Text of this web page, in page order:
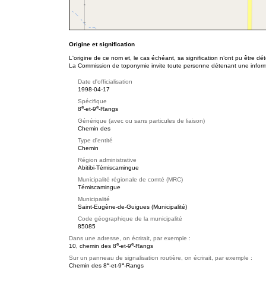
Origine et signification
L'origine de ce nom et, le cas échéant, sa signification n’ont pu être
La Commission de toponymie invite toute personne détenant une
Date d'officialisation
1998-04-17
Spécifique
8e-et-9e-Rangs
Générique (avec ou sans particules de liaison)
Chemin des
Type d'entité
Chemin
Région administrative
Abitibi-Témiscamingue
Municipalité régionale de comté (MRC)
Témiscamingue
Municipalité
Saint-Eugène-de-Guigues (Municipalité)
Code géographique de la municipalité
85085
Dans une adresse, on écrirait, par exemple :
10, chemin des 8e-et-9e-Rangs
Sur un panneau de signalisation routière, on écrirait, par exemple :
Chemin des 8e-et-9e-Rangs